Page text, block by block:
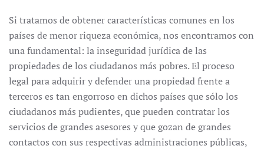
Si tratamos de obtener características comunes en los
países de menor riqueza económica, nos encontramos con
una fundamental: la inseguridad jurídica de las
propiedades de los ciudadanos más pobres. El proceso
legal para adquirir y defender una propiedad frente a
terceros es tan engorroso en dichos países que sólo los
ciudadanos más pudientes, que pueden contratar los
servicios de grandes asesores y que gozan de grandes
contactos con sus respectivas administraciones públicas,